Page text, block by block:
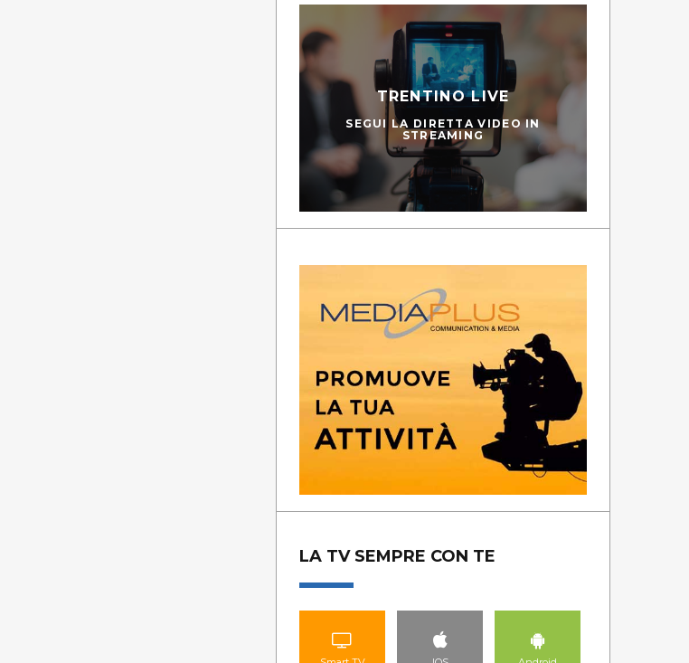
TRENTINO LIVE
SEGUI LA DIRETTA VIDEO IN
STREAMING
LA TV SEMPRE CON TE